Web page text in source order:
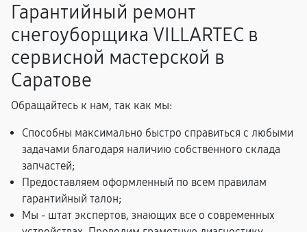
Гарантийный ремонт
снегоуборщика VILLARTEC в
сервисной мастерской в
Саратове
Обращайтесь к нам, так как мы:
Способны максимально быстро справиться с любыми
задачами благодаря наличию собственного склада
запчастей;
Предоставляем оформленный по всем правилам
гарантийный талон;
Мы - штат экспертов, знающих все о современных